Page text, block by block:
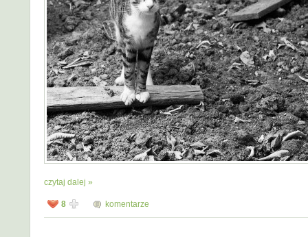
czytaj dalej »
8 komentarze